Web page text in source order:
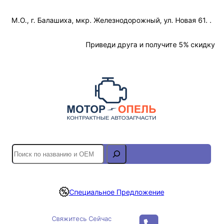
М.О., г. Балашиха, мкр. Железнодорожный, ул. Новая 61. .
Приведи друга и получите 5% скидку
S
e
r
Специальное Предложение
Свяжитесь Сейчас